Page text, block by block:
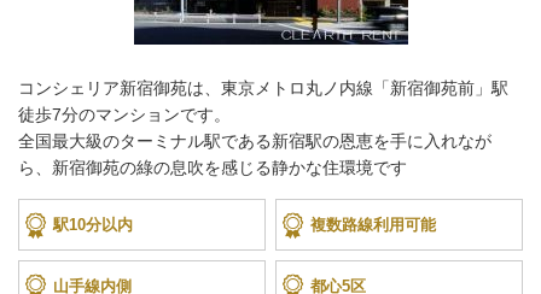
コンシェリア新宿御苑は、東京メトロ丸ノ内線「新宿御苑前」駅
徒歩7分のマンションです。
全国最大級のターミナル駅である新宿駅の恩恵を手に入れなが
ら、新宿御苑の綠の息吹を感じる静かな住環境です
駅10分以内 複数路線利用可能
山手線内側 都心5区